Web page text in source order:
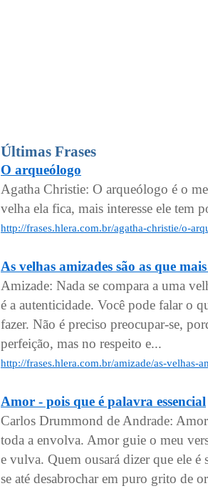
Últimas Frases
O arqueólogo
Agatha Christie: O arqueólogo é o
velha ela fica, mais interesse ele tem
http://frases.hlera.com.br/agatha-christie/o-
As velhas amizades são as que
Amizade: Nada se compara a uma
é a autenticidade. Você pode falar o
fazer. Não é preciso preocupar-se,
perfeição, mas no respeito e...
http://frases.hlera.com.br/amizade/as-velhas-
Amor - pois que é palavra essencial
Carlos Drummond de Andrade: Amor
toda a envolva. Amor guie o meu
e vulva. Quem ousará dizer que ele
se até desabrochar em puro grito de